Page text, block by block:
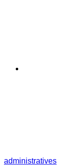
administratives